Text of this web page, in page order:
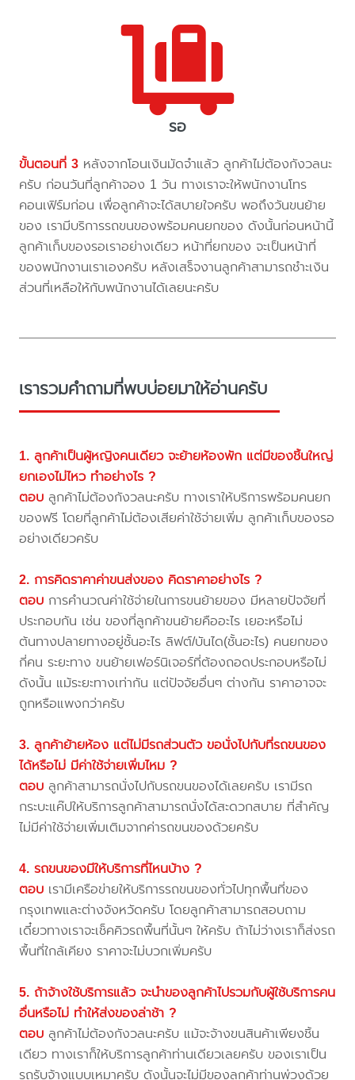
รอ
ขั้นตอนที่ 3 หลังจากโอนเงินมัดจำแล้ว ลูกค้าไม่ต้องกังวลนะ
ครับ ก่อนวันที่ลูกค้าจอง 1 วัน ทางเราจะให้พนักงานโทร
คอนเฟิร์มก่อน เพื่อลูกค้าจะได้สบายใจครับ พอถึงวันขนย้าย
ของ เรามีบริการรถขนของพร้อมคนยกของ ดังนั้นก่อนหน้านี้
ลูกค้าเก็บของรอเราอย่างเดียว หน้าที่ยกของ จะเป็นหน้าที่
ของพนักงานเราเองครับ หลังเสร็จงานลูกค้าสามารถชำะเงิน
ส่วนที่เหลือให้กับพนักงานได้เลยนะครับ
เรารวมคำถามที่พบบ่อยมาให้อ่านครับ
1. ลูกค้าเป็นผู้หญิงคนเดียว จะย้ายห้องพัก แต่มีของชิ้นใหญ่
ยกเองไม่ไหว ทำอย่างไร ?
ตอบ ลูกค้าไม่ต้องกังวลนะครับ ทางเราให้บริการพร้อมคนยก
ของฟรี โดยที่ลูกค้าไม่ต้องเสียค่าใช้จ่ายเพิ่ม ลูกค้าเก็บของรอ
อย่างเดียวครับ
2. การคิดราคาค่าขนส่งของ คิดราคาอย่างไร ?
ตอบ การคำนวณค่าใช้จ่ายในการขนย้ายของ มีหลายปัจจัยที่
ประกอบกัน เช่น ของที่ลูกค้าขนย้ายคืออะไร เยอะหรือไม่
ต้นทางปลายทางอยู่ชั้นอะไร ลิฟต์/บันได(ชั้นอะไร) คนยกของ
กี่คน ระยะทาง ขนย้ายเฟอร์นิเจอร์ที่ต้องถอดประกอบหรือไม่
ดังนั้น แม้ระยะทางเท่ากัน แต่ปัจจัยอื่นๆ ต่างกัน ราคาอาจจะ
ถูกหรือแพงกว่าครับ
3. ลูกค้าย้ายห้อง แต่ไม่มีรถส่วนตัว ขอนั่งไปกับที่รถขนของ
ได้หรือไม่ มีค่าใช้จ่ายเพิ่มไหม ?
ตอบ ลูกค้าสามารถนั่งไปกับรถขนของได้เลยครับ เรามีรถ
กระบะแค๊ปให้บริการลูกค้าสามารถนั่งได้สะดวกสบาย ที่สำคัญ
ไม่มีค่าใช้จ่ายเพิ่มเติมจากค่ารถขนของด้วยครับ
4. รถขนของมีให้บริการที่ไหนบ้าง ?
ตอบ เรามีเครือข่ายให้บริการรถขนของทั่วไปทุกพื้นที่ของ
กรุงเทพและต่างจังหวัดครับ โดยลูกค้าสามารถสอบถาม
เดี๋ยวทางเราจะเช็คคิวรถพื้นที่นั้นๆ ให้ครับ ถ้าไม่ว่างเราก็ส่งรถ
พื้นที่ใกล้เคียง ราคาจะไม่บวกเพิ่มครับ
5. ถ้าจ้างใช้บริการแล้ว จะนำของลูกค้าไปรวมกับผู้ใช้บริการคน
อื่นหรือไม่ ทำให้ส่งของล่าช้า ?
ตอบ ลูกค้าไม่ต้องกังวลนะครับ แม้จะจ้างขนสินค้าเพียงชิ้น
เดียว ทางเราก็ให้บริการลูกค้าท่านเดียวเลยครับ ของเราเป็น
รถรับจ้างแบบเหมาครับ ดังนั้นจะไม่มีของลูกค้าท่านพ่วงด้วย